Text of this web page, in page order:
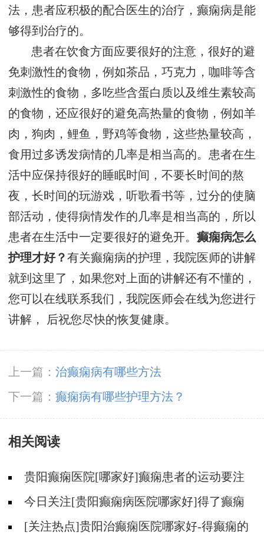
法，患者应积极的配合医生的治疗，癫痫病是能
够得到治疗的。
患者在饮食方面应要很好的注意，很好的避
免刺激性的食物，例如茶品，巧克力，咖啡等含
刺激性的食物，多吃些含蛋白质以及维生素较高
的食物，还应很好的避免高热量的食物，例如羊
肉，狗肉，鲤鱼，野鸡等食物，这些热量较高，
食用过多诱发病情的几率是相当高的。患者在生
活中应保持很好的睡眠时间，不要长时间的熬
夜，长时间的玩游戏，听歌看书等，过分的使脑
部活动，使得病情发作的几率是相当高的，所以
患者在生活中一定要很好的避免开。 癫痫病怎么
护理才好？有关癫痫病的护理，我院医师的讲解
就到这里了，如果您对上面的讲解还有不懂的，
您可以在线联系我们，我院医师会在线为您进行
讲解， 后祝您尽快的恢复健康。
上一篇： 治癫痫病有哪些方法
下一篇： 癫痫病有哪些护理方法？
相关阅读
贵阳癫痫医院[哪家好]癫痫患者的运动要注
意什么？
今日关注[贵阳癫痫病医院哪家好]得了癫痫
怎么才能不焦虑压抑？
[关注热点]贵阳治癫痫医院哪家好-得癫痫的